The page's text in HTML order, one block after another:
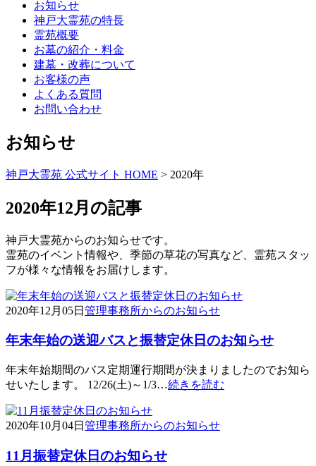
お知らせ
神戸大霊苑の特長
霊苑概要
お墓の紹介・料金
建墓・改葬について
お客様の声
よくある質問
お問い合わせ
お知らせ
神戸大霊苑 公式サイト HOME > 2020年
2020年12月の記事
神戸大霊苑からのお知らせです。
霊苑のイベント情報や、季節の草花の写真など、霊苑スタッ
フが様々な情報をお届けします。
2020年12月05日 管理事務所からのお知らせ
年末年始の送迎バスと振替定休日のお知らせ
年末年始期間のバス定期運行期間が決まりましたのでお知ら
せいたします。 12/26(土)～1/3…続きを読む
2020年10月04日 管理事務所からのお知らせ
11月振替定休日のお知らせ